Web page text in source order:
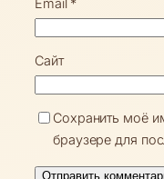
Email *
Сайт
Сохранить моё
браузере для